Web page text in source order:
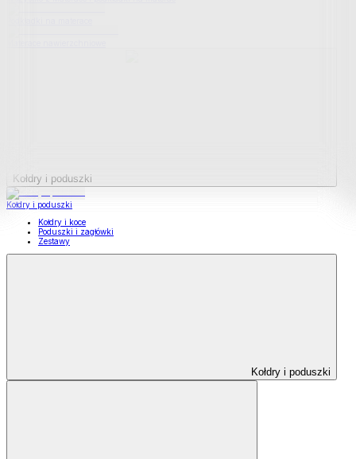
Kołdry i poduszki
Kołdry i poduszki
Kołdry i koce
Poduszki i zagłówki
Zestawy
Kołdry i poduszki